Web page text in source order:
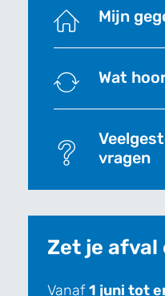
Mijn
Wat
vragen
Zet je afval
Vanaf1 juni tot